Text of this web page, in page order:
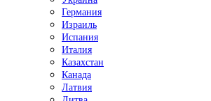
Германия
Израиль
Испания
Италия
Казахстан
Канада
Латвия